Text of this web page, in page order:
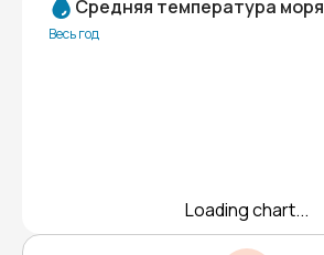
Средняя температура моря
Весь год
Loading chart...